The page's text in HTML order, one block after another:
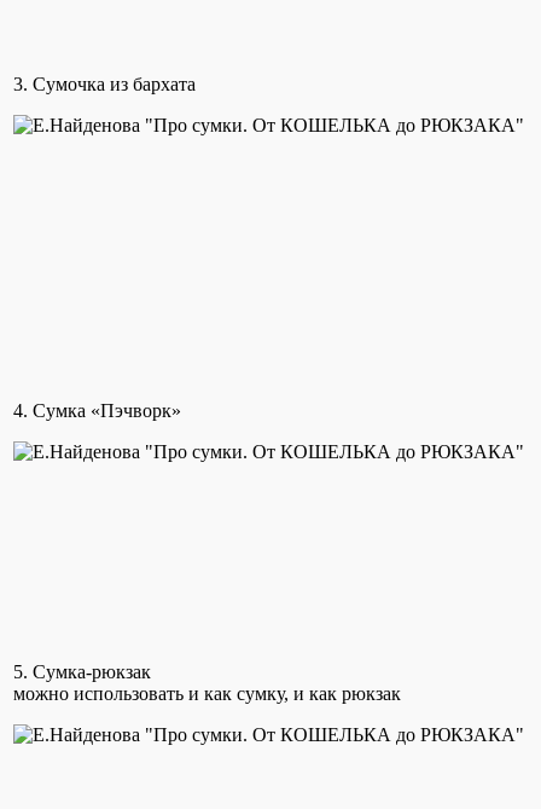
3. Сумочка из бархата
4. Сумка «Пэчворк»
5. Сумка-рюкзак
можно использовать и как сумку, и как рюкзак